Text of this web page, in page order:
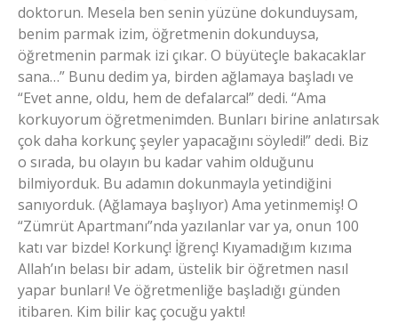
doktorun. Mesela ben senin yüzüne dokunduysam,
benim parmak izim, öğretmenin dokunduysa,
öğretmenin parmak izi çıkar. O büyüteçle bakacaklar
sana…” Bunu dedim ya, birden ağlamaya başladı ve
“Evet anne, oldu, hem de defalarca!” dedi. “Ama
korkuyorum öğretmenimden. Bunları birine anlatırsak
çok daha korkunç şeyler yapacağını söyledi!” dedi. Biz
o sırada, bu olayın bu kadar vahim olduğunu
bilmiyorduk. Bu adamın dokunmayla yetindiğini
sanıyorduk. (Ağlamaya başlıyor) Ama yetinmemiş! O
“Zümrüt Apartmanı”nda yazılanlar var ya, onun 100
katı var bizde! Korkunç! İğrenç! Kıyamadığım kızıma
Allah’ın belası bir adam, üstelik bir öğretmen nasıl
yapar bunları! Ve öğretmenliğe başladığı günden
itibaren. Kim bilir kaç çocuğu yaktı!